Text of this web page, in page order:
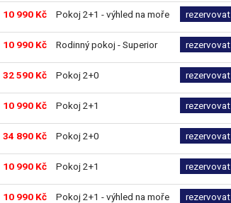
10 990 Kč Pokoj 2+1 - výhled na moře rezervovat
10 990 Kč Rodinný pokoj - Superior rezervovat
32 590 Kč Pokoj 2+0 rezervovat
10 990 Kč Pokoj 2+1 rezervovat
34 890 Kč Pokoj 2+0 rezervovat
10 990 Kč Pokoj 2+1 rezervovat
10 990 Kč Pokoj 2+1 - výhled na moře rezervovat